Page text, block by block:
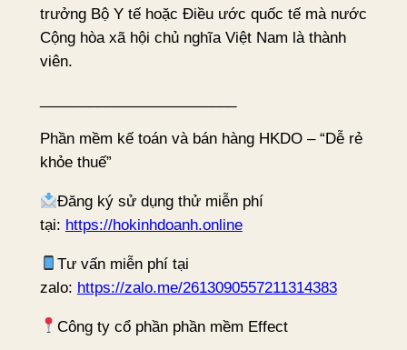
trưởng Bộ Y tế hoặc Điều ước quốc tế mà nước
Cộng hòa xã hội chủ nghĩa Việt Nam là thành
viên.
Phần mềm kế toán và bán hàng HKDO – “Dễ rẻ
khỏe thuế”
Đăng ký sử dụng thử miễn phí
tại: https://hokinhdoanh.online
Tư vấn miễn phí tại
zalo: https://zalo.me/2613090557211314383
Công ty cổ phần phần mềm Effect